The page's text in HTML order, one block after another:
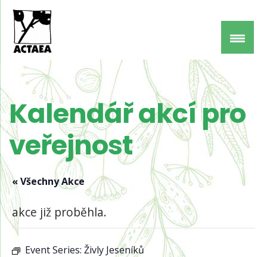
Kalendář akcí pro
veřejnost
« Všechny Akce
akce již proběhla.
Event Series: Živly Jeseníků